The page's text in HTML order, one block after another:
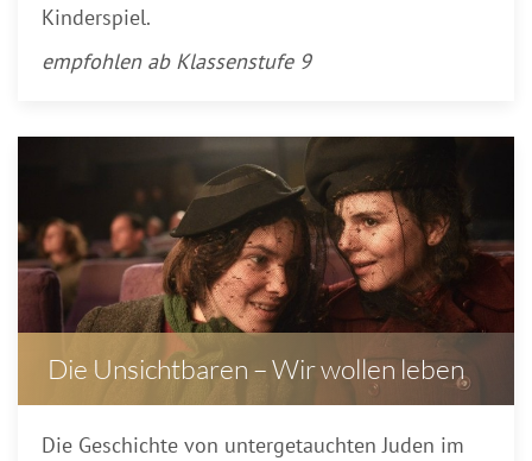
Kinderspiel.
empfohlen ab Klassenstufe 9
Die Unsichtbaren – Wir wollen leben
Die Geschichte von untergetauchten Juden im